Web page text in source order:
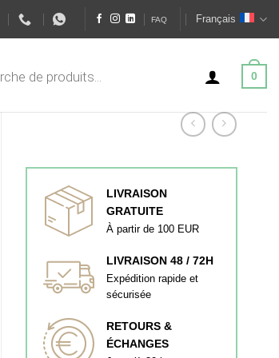
FAQ Français
0
LIVRAISON
GRATUITE
À partir de 100 EUR
LIVRAISON 48 / 72H
Expédition rapide et
sécurisée
RETOURS &
ÉCHANGES